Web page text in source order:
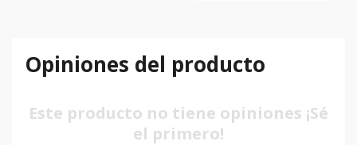
Opiniones del producto
Este producto no tiene opiniones ¡Sé
el primero!